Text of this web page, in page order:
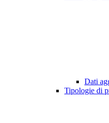
Dati
Tipologie di